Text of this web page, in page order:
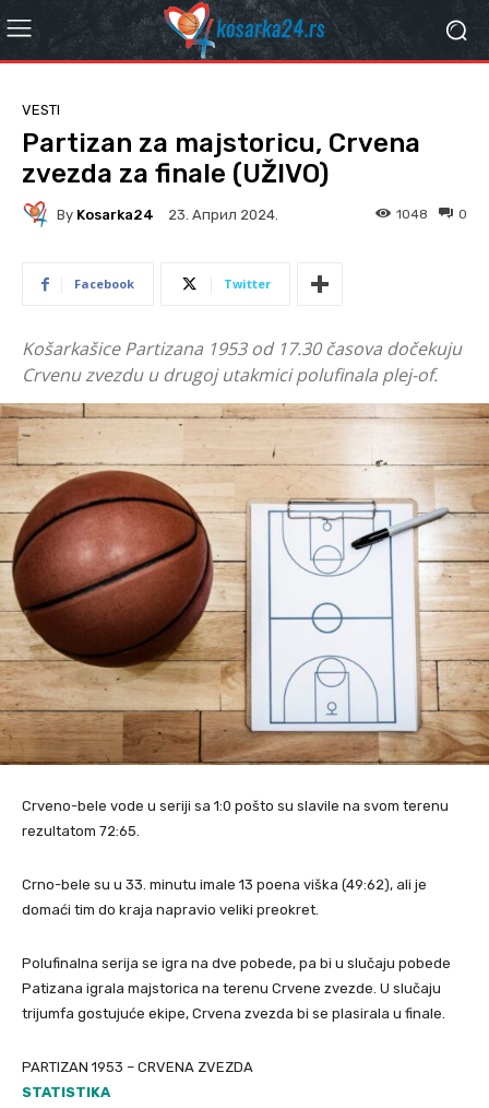
VESTI
Partizan za majstoricu, Crvena
zvezda za finale (UŽIVO)
By Kosarka24 23. Април 2024. 0
1048
Facebook Twitter
Košarkašice Partizana 1953 od 17.30 časova dočekuju
Crvenu zvezdu u drugoj utakmici polufinala plej-of.
Crveno-bele vode u seriji sa 1:0 pošto su slavile na svom terenu
rezultatom 72:65.
Crno-bele su u 33. minutu imale 13 poena viška (49:62), ali je
domaći tim do kraja napravio veliki preokret.
Polufinalna serija se igra na dve pobede, pa bi u slučaju pobede
Patizana igrala majstorica na terenu Crvene zvezde. U slučaju
trijumfa gostujuće ekipe, Crvena zvezda bi se plasirala u finale.
PARTIZAN 1953 – CRVENA ZVEZDA
STATISTIKA